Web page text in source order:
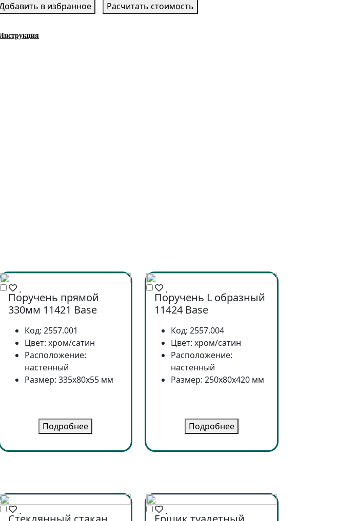
в избранное Расчитать стоимость
Поручень прямой
330мм 11421 Base
Код: 2557.001
Цвет: хром/сатин
Расположение:
настенный
Размер: 335x80x55 мм
Подробнее
Поручень L образный
11424 Base
Код: 2557.004
Цвет: хром/сатин
Расположение:
настенный
Размер: 250x80x420 мм
Подробнее